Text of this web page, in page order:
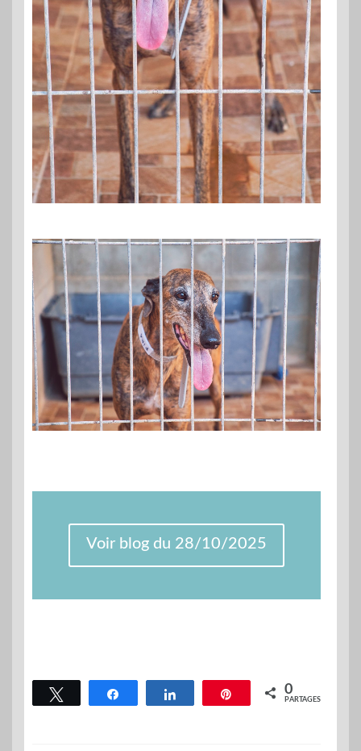
Voir blog du 28/10/2025
Tweetez Partagez Partagez Épingle 0
PARTAGES